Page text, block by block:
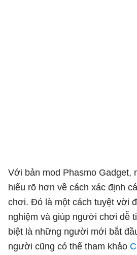
Với bản mod Phasmo Gadget,
hiểu rõ hơn về cách xác định
chơi. Đó là một cách tuyệt vời
nghiệm và giúp người chơi dễ
biệt là những người mới bắt
người cũng có thể tham khảo